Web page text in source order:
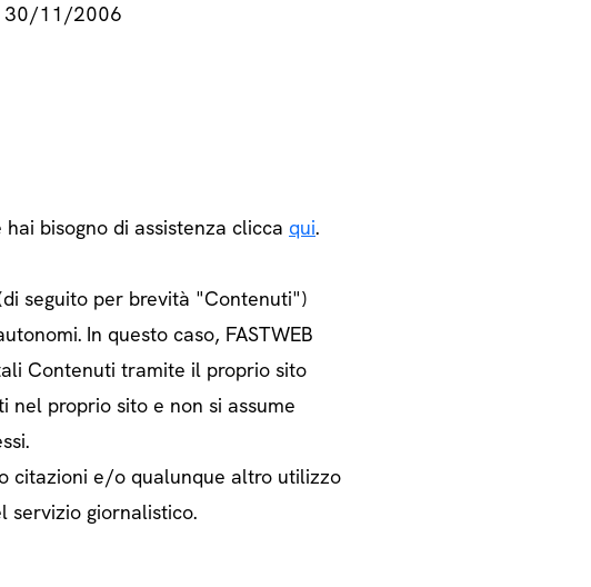
30/11/2006
bisogno di assistenza clicca qui.
seguito per brevità "Contenuti")
In questo caso, FASTWEB
Contenuti tramite il proprio sito
proprio sito e non si assume
citazioni e/o qualunque altro utilizzo
servizio giornalistico.